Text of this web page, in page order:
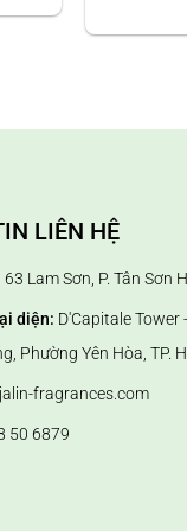
tinh dầu nước hoa
vào trong lọ (3
tiên để giúp que
ta cảm nhận mùi
LIÊN HỆ
63 Lam Sơn, P. Tân Sơn
diện: D'Capitale Tower
Phường Yên Hòa, TP.
fragrances.com
50 6879